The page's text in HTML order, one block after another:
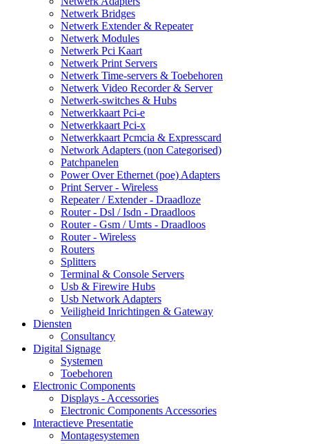
Netwerk Bridges
Netwerk Extender & Repeater
Netwerk Modules
Netwerk Pci Kaart
Netwerk Print Servers
Netwerk Time-servers & Toebehoren
Netwerk Video Recorder & Server
Netwerk-switches & Hubs
Netwerkkaart Pci-e
Netwerkkaart Pci-x
Netwerkkaart Pcmcia & Expresscard
Network Adapters (non Categorised)
Patchpanelen
Power Over Ethernet (poe) Adapters
Print Server - Wireless
Repeater / Extender - Draadloze
Router - Dsl / Isdn - Draadloos
Router - Gsm / Umts - Draadloos
Router - Wireless
Routers
Splitters
Terminal & Console Servers
Usb & Firewire Hubs
Usb Network Adapters
Veiligheid Inrichtingen & Gateway
Diensten
Consultancy
Digital Signage
Systemen
Toebehoren
Electronic Components
Displays - Accessories
Electronic Components Accessories
Interactieve Presentatie
Montagesystemen